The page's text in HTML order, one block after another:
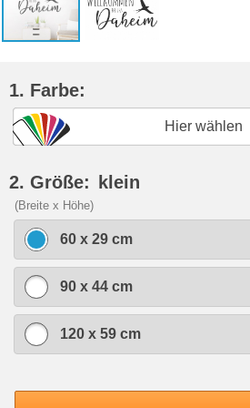
1. Farbe:
Hier wählen
2. Größe: klein
(Breite x Höhe)
60 x 29 cm
90 x 44 cm
120 x 59 cm